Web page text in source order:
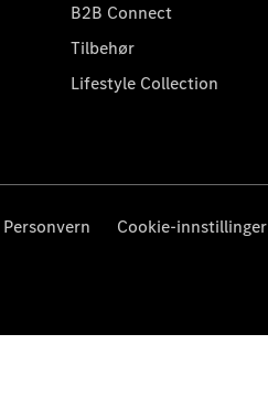
B2B Connect
Tilbehør
Lifestyle Collection
Personvern Cookie-innstillinger